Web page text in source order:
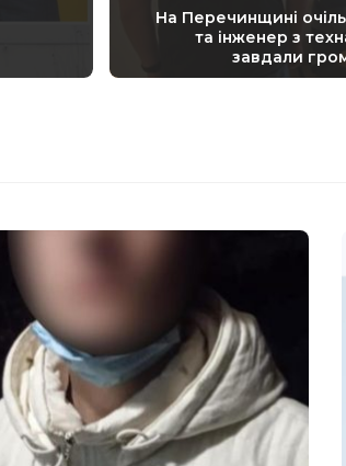
На Перечинщині
та інженер з
завдали